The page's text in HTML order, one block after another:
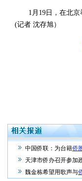
1月19日，在北京举
(记者 沈存旭）
中国侨联：为台籍侨
天津市侨办召开参加
魏金栋希望用歌声与